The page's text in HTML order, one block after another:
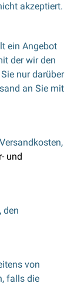
akzeptiert.
ein Angebot
der wir den
nur darüber
an Sie mit
und
den
von
falls die